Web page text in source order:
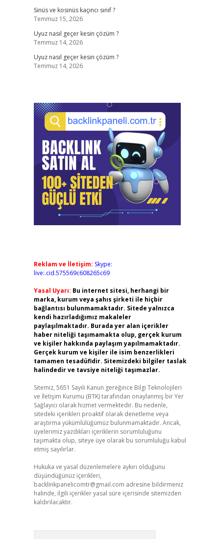
Sinüs ve kosinüs kaçıncı sınıf ?
Temmuz 15, 2026
Uyuz nasıl geçer kesin çözüm ?
Temmuz 14, 2026
Uyuz nasıl geçer kesin çözüm ?
Temmuz 14, 2026
Reklam ve İletişim: Skype:
live:.cid.575569c608265c69
Yasal Uyarı: Bu internet sitesi, herhangi bir
marka, kurum veya şahıs şirketi ile hiçbir
bağlantısı bulunmamaktadır. Sitede yalnızca
kendi hazırladığımız makaleler
paylaşılmaktadır. Burada yer alan içerikler
haber niteliği taşımamakta olup, gerçek kurum
ve kişiler hakkında paylaşım yapılmamaktadır.
Gerçek kurum ve kişiler ile isim benzerlikleri
tamamen tesadüfidir. Sitemizdeki bilgiler taslak
halindedir ve tavsiye niteliği taşımazlar.
Sitemiz, 5651 Sayılı Kanun gereğince Bilgi Teknolojileri
ve İletişim Kurumu (BTK) tarafından onaylanmış bir Yer
Sağlayıcı olarak hizmet vermektedir. Bu nedenle,
sitedeki içerikleri proaktif olarak denetleme veya
araştırma yükümlülüğümüz bulunmamaktadır. Ancak,
üyelerimiz yazdıkları içeriklerin sorumluluğunu
taşımakta olup, siteye üye olarak bu sorumluluğu kabul
etmiş sayılırlar.
Hukuka ve yasal düzenlemelere aykırı olduğunu
düşündüğünüz içerikleri,
backlinkpanelicomtr@gmail.com adresine bildirmeniz
halinde, ilgili içerikler yasal süre içerisinde sitemizden
kaldırılacaktır.